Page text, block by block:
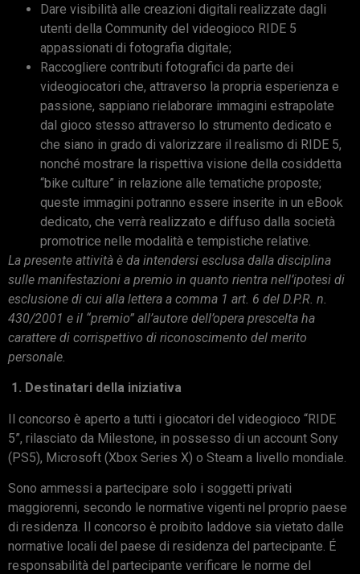
Dare visibilità alle creazioni digitali realizzate dagli
utenti della Community del videogioco RIDE 5
appassionati di fotografia digitale;
Raccogliere contributi fotografici da parte dei
videogiocatori che, attraverso la propria esperienza e
passione, sappiano rielaborare immagini estrapolate
dal gioco stesso attraverso lo strumento dedicato e
che siano in grado di valorizzare il realismo di RIDE 5,
nonché mostrare la rispettiva visione della cosiddetta
“bike culture” in relazione alle tematiche proposte;
queste immagini potranno essere inserite in un eBook
dedicato, che verrà realizzato e diffuso dalla società
promotrice nelle modalità e tempistiche relative.
La presente attività è da intendersi esclusa dalla disciplina
sulle manifestazioni a premio in quanto rientra nell’ipotesi di
esclusione di cui alla lettera a comma 1 art. 6 del D.P.R. n.
430/2001 e il “premio” all’autore dell’opera prescelta ha
carattere di corrispettivo di riconoscimento del merito
personale.
1. Destinatari della iniziativa
Il concorso è aperto a tutti i giocatori del videogioco “RIDE
5”, rilasciato da Milestone, in possesso di un account Sony
(PS5), Microsoft (Xbox Series X) o Steam a livello mondiale.
Sono ammessi a partecipare solo i soggetti privati
maggiorenni, secondo le normative vigenti nel proprio paese
di residenza. Il concorso è proibito laddove sia vietato dalle
normative locali del paese di residenza del partecipante. É
responsabilità del partecipante verificare le norme del